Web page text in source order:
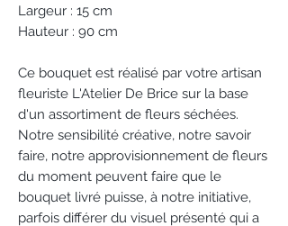
Largeur : 15 cm
Hauteur : 90 cm
Ce bouquet est réalisé par votre artisan
fleuriste L'Atelier De Brice sur la base
d'un assortiment de fleurs séchées.
Notre sensibilité créative, notre savoir
faire, notre approvisionnement de fleurs
du moment peuvent faire que le
bouquet livré puisse, à notre initiative,
parfois différer du visuel présenté qui a